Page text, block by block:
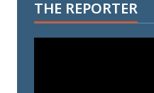
THE REPORTER